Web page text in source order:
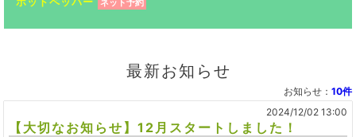
ネット予約
最新お知らせ
お知らせ： 10件
2024/12/02 13:00
【大切なお知らせ】12月スタートしました！